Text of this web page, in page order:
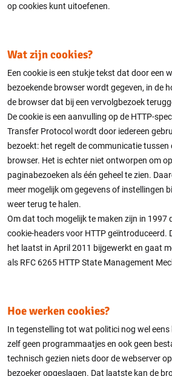
op cookies kunt uitoefenen.
Wat zijn cookies?
Een cookie is een stukje tekst dat door een
bezoekende browser wordt gegeven, in de
de browser dat bij een vervolgbezoek
De cookie is een aanvulling op de HTTP-
Transfer Protocol wordt door iedereen
bezoekt: het regelt de communicatie tussen
browser. Het is echter niet ontworpen om
paginabezoeken als één geheel te zien.
meer mogelijk om gegevens of instellingen
weer terug te halen.
Om dat toch mogelijk te maken zijn in 1997
cookie-headers voor HTTP geïntroduceerd.
het laatst in April 2011 bijgewerkt en gaat
als RFC 6265 HTTP State Management
Hoe werken cookies?
In tegenstelling tot wat politici nog wel eens
zelf geen programmaatjes en ook geen
technisch gezien niets door de webserver
bezoeker opgeslagen. Dat laatste kan de